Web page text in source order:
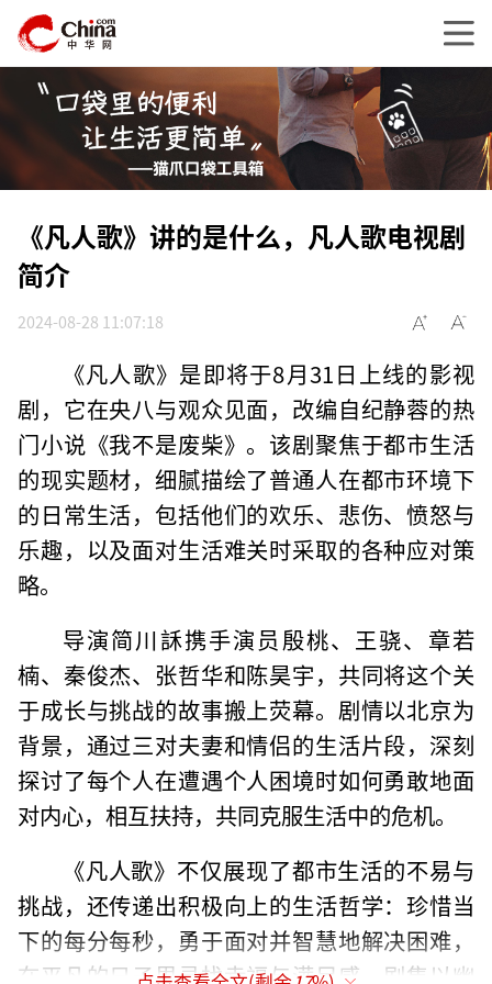
《凡人歌》讲的是什么，凡人歌电视剧
简介
2024-08-28 11:07:18
《凡人歌》是即将于8月31日上线的影视
剧，它在央八与观众见面，改编自纪静蓉的热
门小说《我不是废柴》。该剧聚焦于都市生活
的现实题材，细腻描绘了普通人在都市环境下
的日常生活，包括他们的欢乐、悲伤、愤怒与
乐趣，以及面对生活难关时采取的各种应对策
略。
导演简川訸携手演员殷桃、王骁、章若
楠、秦俊杰、张哲华和陈昊宇，共同将这个关
于成长与挑战的故事搬上荧幕。剧情以北京为
背景，通过三对夫妻和情侣的生活片段，深刻
探讨了每个人在遭遇个人困境时如何勇敢地面
对内心，相互扶持，共同克服生活中的危机。
《凡人歌》不仅展现了都市生活的不易与
挑战，还传递出积极向上的生活哲学：珍惜当
下的每分每秒，勇于面对并智慧地解决困难，
在平凡的日子里寻找幸福与满足感。剧集以幽